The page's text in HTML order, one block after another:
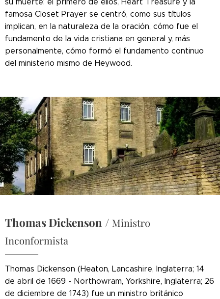
su muerte: el primero de ellos, Heart Treasure y la
famosa Closet Prayer se centró, como sus títulos
implican, en la naturaleza de la oración, cómo fue el
fundamento de la vida cristiana en general y, más
personalmente, cómo formó el fundamento continuo
del ministerio mismo de Heywood.
Thomas Dickenson / Ministro
Inconformista
Thomas Dickenson (Heaton, Lancashire, Inglaterra; 14
de abril de 1669 - Northowram, Yorkshire, Inglaterra; 26
de diciembre de 1743) fue un ministro británico